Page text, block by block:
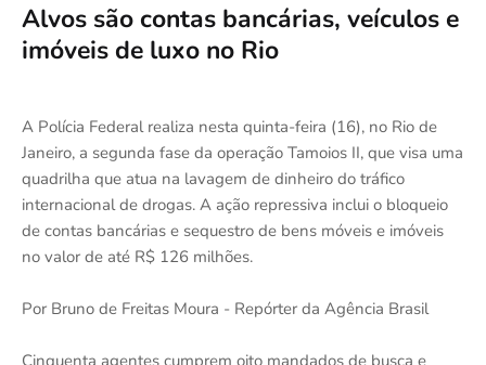
Alvos são contas bancárias, veículos e
imóveis de luxo no Rio
A Polícia Federal realiza nesta quinta-feira (16), no Rio de
Janeiro, a segunda fase da operação Tamoios II, que visa uma
quadrilha que atua na lavagem de dinheiro do tráfico
internacional de drogas. A ação repressiva inclui o bloqueio
de contas bancárias e sequestro de bens móveis e imóveis
no valor de até R$ 126 milhões.
Por Bruno de Freitas Moura - Repórter da Agência Brasil
Cinquenta agentes cumprem oito mandados de busca e